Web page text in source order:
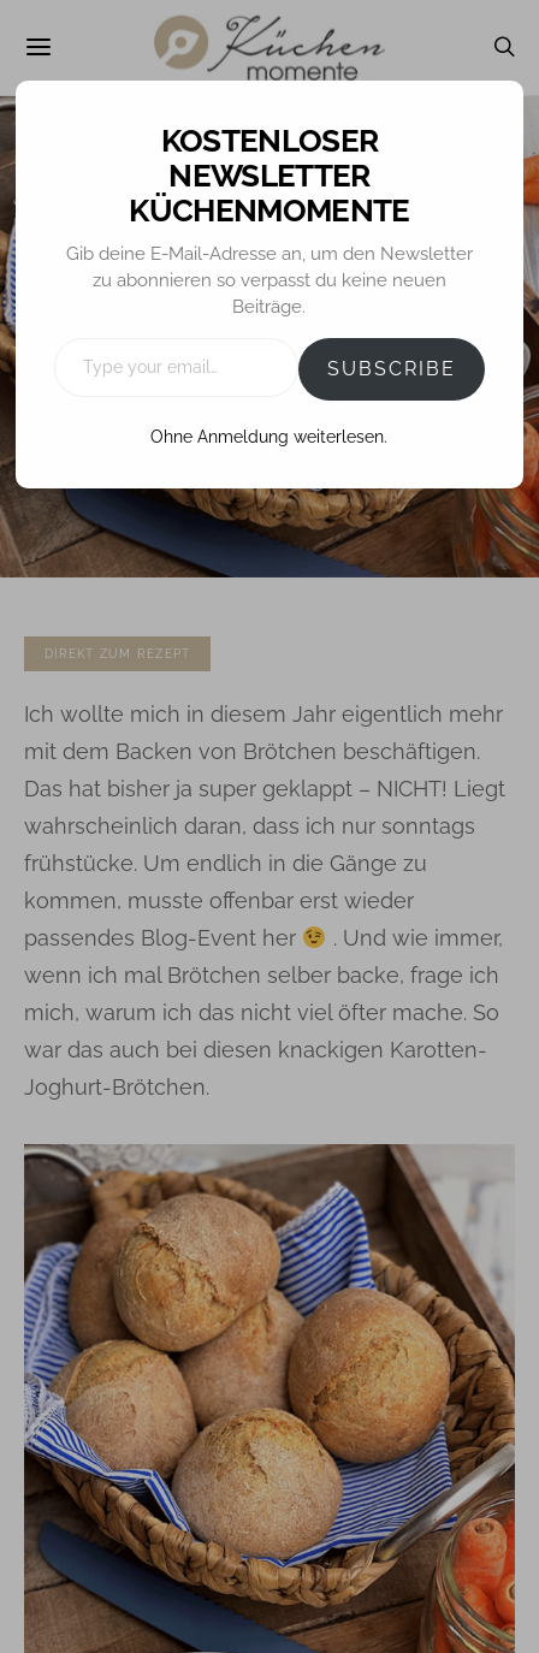
Karotten-Joghurt-
Brötchen
31. MÄRZ 2021 TINA
DIREKT ZUM REZEPT
Ich wollte mich in diesem Jahr eigentlich mehr
mit dem Backen von Brötchen beschäftigen.
Das hat bisher ja super geklappt – NICHT! Liegt
wahrscheinlich daran, dass ich nur sonntags
frühstücke. Um endlich in die Gänge zu
kommen, musste offenbar erst wieder
passendes Blog-Event her
. Und wie immer,
wenn ich mal Brötchen selber backe, frage ich
mich, warum ich das nicht viel öfter mache. So
war das auch bei diesen knackigen Karotten-
Joghurt-Brötchen.
NEWSLETTER
KÜCHENMOMENTE
Gib deine E-Mail-Adresse an, um den Newsletter
zu abonnieren so verpasst du keine neuen
Beiträge.
YOUR
EMAIL…
SUBSCRIBE
Ohne Anmeldung weiterlesen.